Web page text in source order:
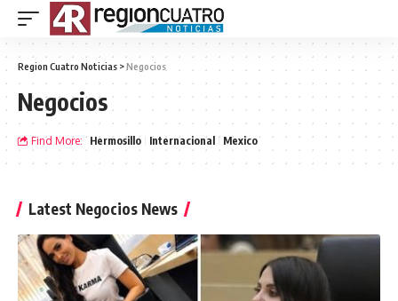
Region Cuatro Noticias >Negocios
Negocios
Find More: Hermosillo Internacional Mexico
Latest Negocios News